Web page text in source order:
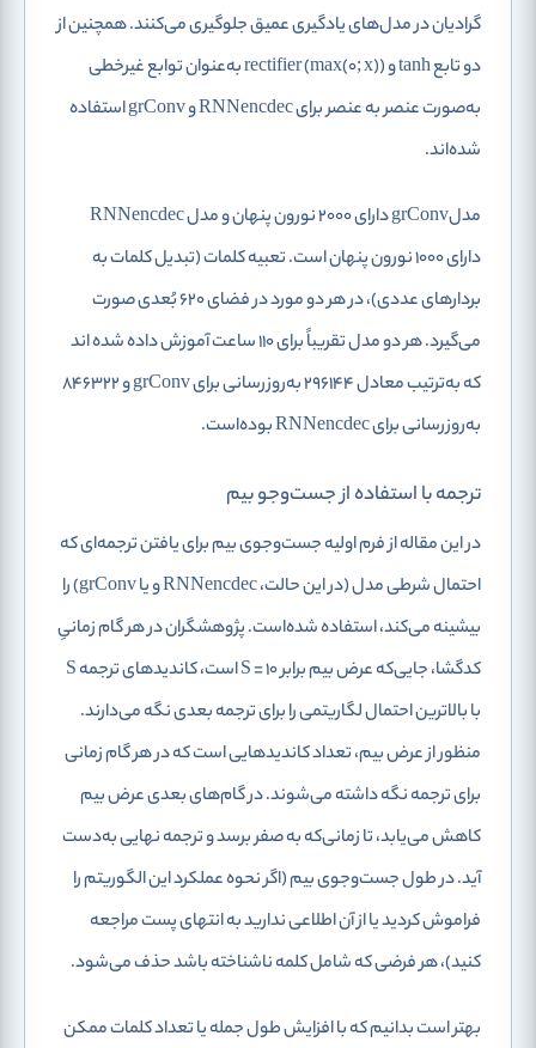
گرادیان در مدل‌های یادگیری عمیق جلوگیری می‌کنند. همچنین از
دو تابع tanh و (max(0; x)) rectifier به‌عنوان توابع غیرخطی
به‌صورت عنصر به عنصر برای RNNencdec و grConv استفاده
شده‌اند.
مدلgrConv دارای 2000 نورون پنهان و مدل RNNencdec
دارای 1000 نورون پنهان است. تعبیه کلمات (تبدیل کلمات به
بردارهای عددی)، در هر دو مورد در فضای 620 بُعدی صورت
می‌گیرد. هر دو مدل تقریباً برای 110 ساعت آموزش داده شده‌ اند
که به‌ترتیب معادل 296144 به‌روزرسانی برای grConv و 846322
به‌روزرسانی برای RNNencdec بوده‌است.
ترجمه با استفاده از جست‌وجو بیم
در این مقاله از فرم اولیه جست‌وجوی بیم برای یافتن ترجمه‌ای که
احتمال شرطی مدل (در این حالت، RNNencdec و یا grConv) را
بیشینه می‌کند، استفاده شده‌است. پژوهشگران در هر گام زمانیِ
کدگشا، جایی‌که عرض بیم برابر S = 10 است، کاندیدهای ترجمه S
با بالاترین احتمال لگاریتمی را برای ترجمه بعدی نگه می‌دارند.
منظور از عرض بیم، تعداد کاندیدهایی است که در هر گام زمانی
برای ترجمه نگه داشته می‌شوند. در گام‌های بعدی عرض بیم
کاهش می‌یابد، تا زمانی‌که به صفر برسد و ترجمه نهایی به‌دست
آید. در طول جست‌وجوی بیم (اگر نحوه عملکرد این الگوریتم را
فراموش کردید یا از آن اطلاعی ندارید به انتهای پست مراجعه
کنید)، هر فرضی که شامل کلمه ناشناخته باشد حذف می‌شود.
بهتر است بدانیم که با افزایش طول جمله یا تعداد کلمات ممکن